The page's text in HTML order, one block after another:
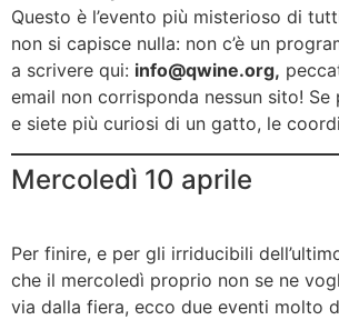
Questo è l’evento più misterioso di
non si capisce nulla: non c’è un
a scrivere qui: info@qwine.org,
email non corrisponda nessun sito! Se
e siete più curiosi di un gatto, le
Mercoledì 10 aprile
Per finire, e per gli irriducibili
che il mercoledì proprio non se ne
via dalla fiera, ecco due eventi molto